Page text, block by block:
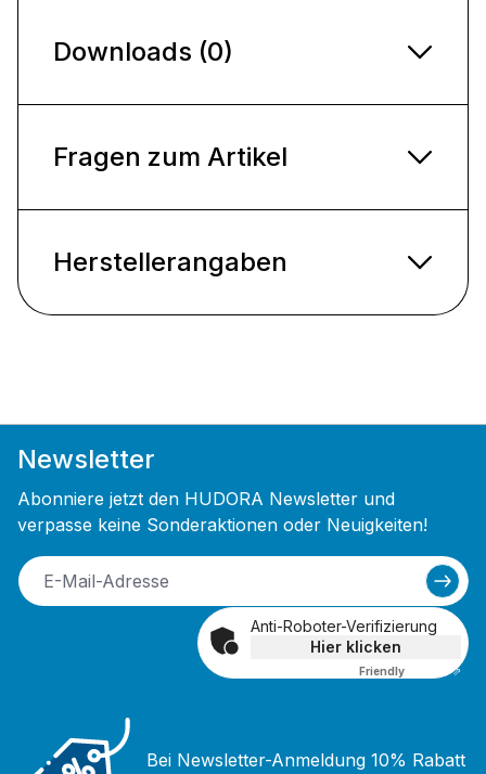
Downloads (0)
Fragen zum Artikel
Herstellerangaben
Newsletter
Abonniere jetzt den HUDORA Newsletter und
verpasse keine Sonderaktionen oder Neuigkeiten!
Anti-Roboter-Verifizierung
Hier klicken
Friendly Captcha ⇗
Bei Newsletter-Anmeldung 10% Rabatt